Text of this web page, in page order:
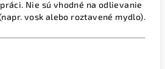
Nie sú vhodné na odlievanie
vosk alebo roztavené mydlo).